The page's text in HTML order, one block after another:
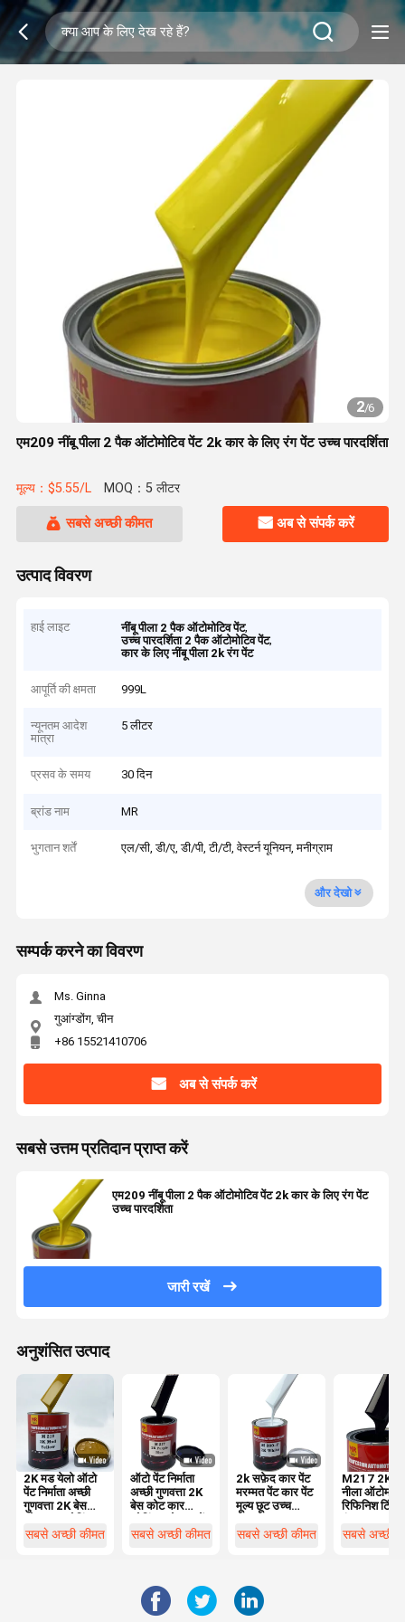
2/6
एम209 नींबू पीला 2 पैक ऑटोमोटिव पेंट 2k कार के लिए रंग पेंट उच्च पारदर्शिता
मूल्य：$5.55/L MOQ：5 लीटर
सबसे अच्छी कीमत अब से संपर्क करें
उत्पाद विवरण
हाई लाइट नींबू पीला 2 पैक ऑटोमोटिव पेंट,
उच्च पारदर्शिता 2 पैक ऑटोमोटिव पेंट,
कार के लिए नींबू पीला 2k रंग पेंट
आपूर्ति की क्षमता 999L
न्यूनतम आदेश
मात्रा
5 लीटर
प्रसव के समय 30 दिन
ब्रांड नाम MR
भुगतान शर्तें एल/सी, डी/ए, डी/पी, टी/टी, वेस्टर्न यूनियन, मनीग्राम
और देखो
सम्पर्क करने का विवरण
Ms. Ginna
गुआंग्डोंग, चीन
+86 15521410706
अब से संपर्क करें
सबसे उत्तम प्रतिदान प्राप्त करें
एम209 नींबू पीला 2 पैक ऑटोमोटिव पेंट 2k कार के लिए रंग पेंट
उच्च पारदर्शिता
जारी रखें
अनुशंसित उत्पाद
2K मड येलो ऑटो
पेंट निर्माता अच्छी
गुणवत्ता 2K बेस
स्प्रे कार पेंट
सबसे अच्छी कीमत
ऑटो पेंट निर्माता
अच्छी गुणवत्ता 2K
बेस कोट कार
सबसे अच्छी कीमत
2k सफ़ेद कार पेंट
मरम्मत पेंट कार पेंट
मूल्य छूट उच्च
सबसे अच्छी कीमत
M217 2K
नीला
रिफिनिश
प्रोफेशनल
सबसे अच्छी